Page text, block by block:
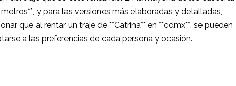
y para las versiones más elaboradas y detalladas,
que al rentar un traje de **Catrina** en **cdmx**, se pueden
a las preferencias de cada persona y ocasión.